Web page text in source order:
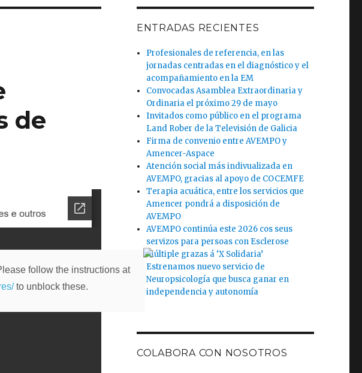
de
ENTRADAS RECIENTES
Profesionales de referencia, en las
jornadas centradas en el diagnóstico y el
acompañamiento en la EM
Convocadas Asamblea Extraordinaria y
Ordinaria el próximo 29 de mayo
Invitados como público en el programa
Land Rober de la Televisión de Galicia
Firma de convenio entre AVEMPO y
Amencer-Aspace
Atención social más indivualizada en
AVEMPO, gracias al apoyo de COCEMFE
Terapia acuática, entre los servicios que
Amencer pondrá a disposición de
AVEMPO
AVEMPO continúa este 2026 cos seus
servizos para persoas con Esclerose
Múltiple grazas á ‘X Solidaria’
Estrenamos nuevo servicio de
Neuropsicología que busca ganar en
independencia y autonomía
COLABORA CON NOSOTROS
follow the instructions at
to unblock these.